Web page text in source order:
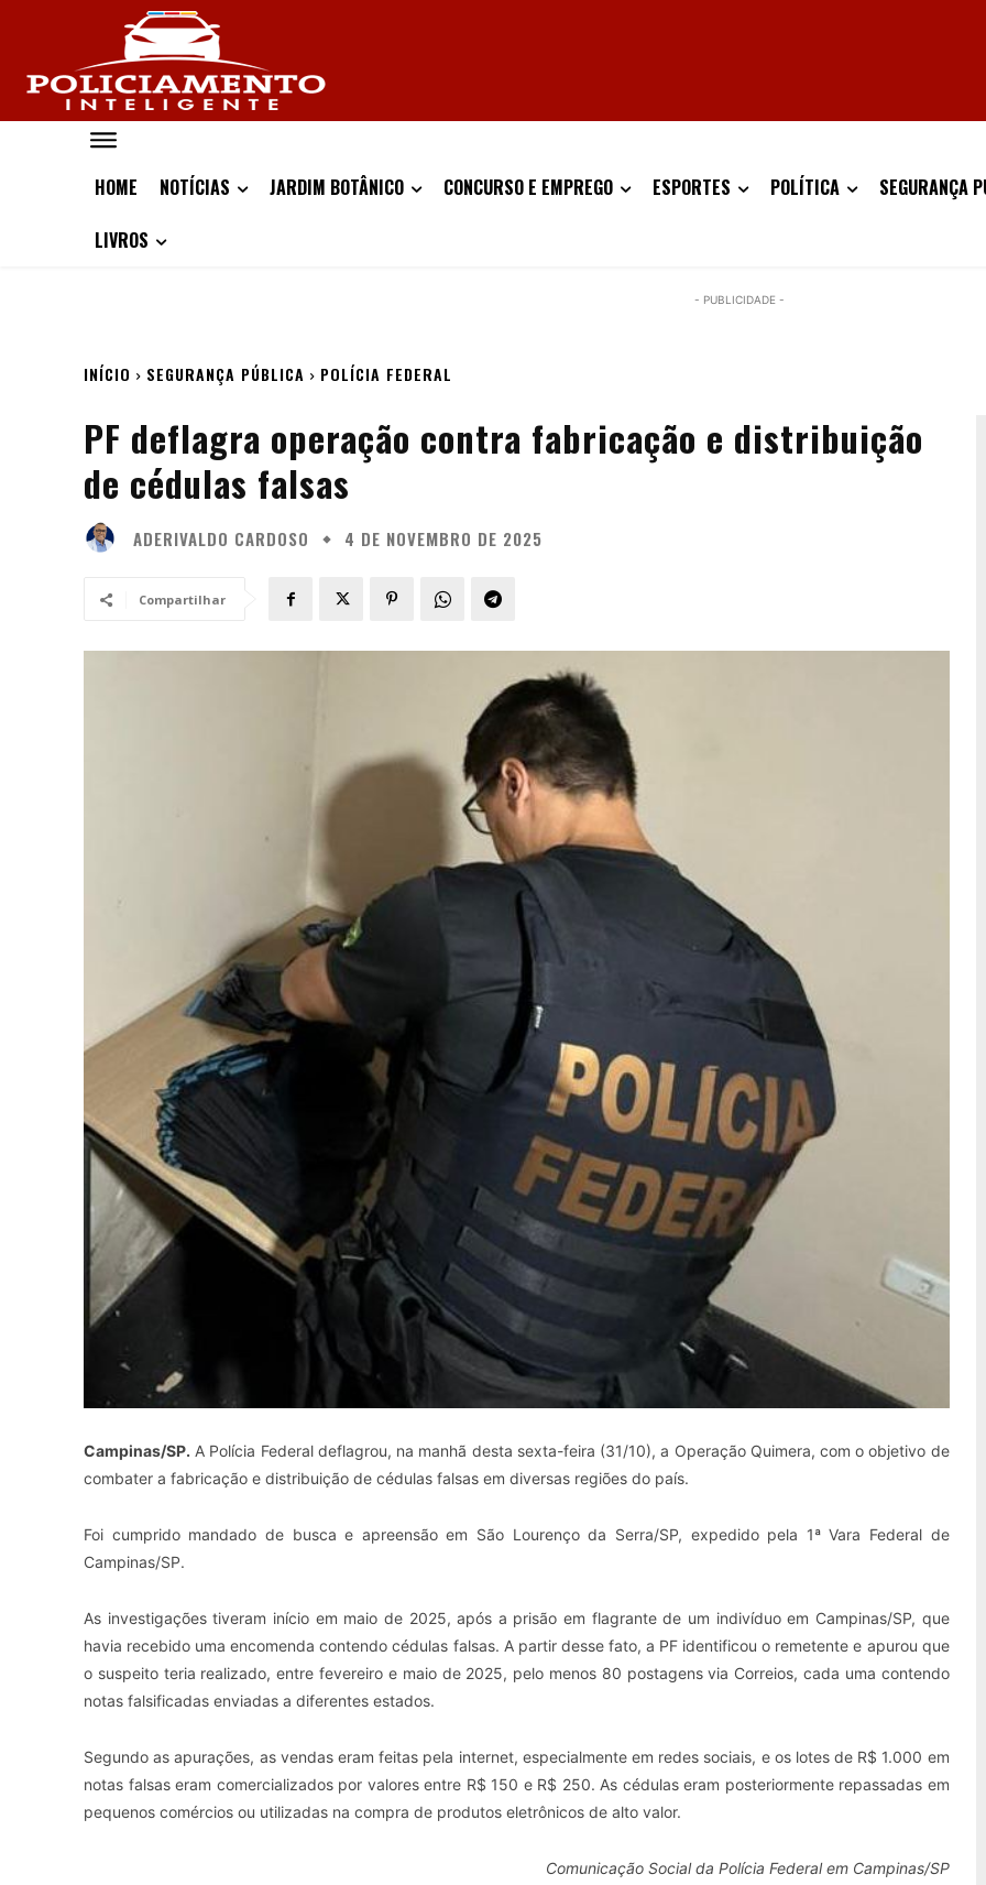
HOME NOTÍCIAS JARDIM BOTÂNICO CONCURSO E EMPREGO ESPORTES POLÍTICA SEGURANÇA
LIVROS
- PUBLICIDADE -
INÍCIO SEGURANÇA PÚBLICA POLÍCIA FEDERAL
PF deflagra operação contra fabricação e distribuição
de cédulas falsas
ADERIVALDO CARDOSO 4 DE NOVEMBRO DE 2025
Compartilhar
Campinas/SP. A Polícia Federal deflagrou, na manhã desta sexta-feira (31/10), a Operação Quimera, com o objetivo de
combater a fabricação e distribuição de cédulas falsas em diversas regiões do país.
Foi cumprido mandado de busca e apreensão em São Lourenço da Serra/SP, expedido pela 1ª Vara Federal de
Campinas/SP.
As investigações tiveram início em maio de 2025, após a prisão em flagrante de um indivíduo em Campinas/SP, que
havia recebido uma encomenda contendo cédulas falsas. A partir desse fato, a PF identificou o remetente e apurou que
o suspeito teria realizado, entre fevereiro e maio de 2025, pelo menos 80 postagens via Correios, cada uma contendo
notas falsificadas enviadas a diferentes estados.
Segundo as apurações, as vendas eram feitas pela internet, especialmente em redes sociais, e os lotes de R$ 1.000 em
notas falsas eram comercializados por valores entre R$ 150 e R$ 250. As cédulas eram posteriormente repassadas em
pequenos comércios ou utilizadas na compra de produtos eletrônicos de alto valor.
Comunicação Social da Polícia Federal em Campinas/SP